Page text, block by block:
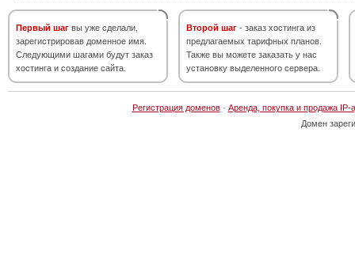
Первый шаг вы уже сделали,
зарегистрировав доменное имя.
Следующими шагами будут заказ
хостинга и создание сайта.
Второй шаг - заказ хостинга из
предлагаемых тарифных планов.
Также вы можете заказать у нас
установку выделенного сервера.
Регистрация доменов· Аренда, покупка и продажа IP-
Домен